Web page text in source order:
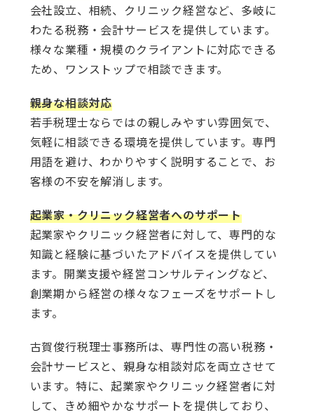
会社設立、相続、クリニック経営など、多岐に
わたる税務・会計サービスを提供しています。
様々な業種・規模のクライアントに対応できる
ため、ワンストップで相談できます。
親身な相談対応
若手税理士ならではの親しみやすい雰囲気で、
気軽に相談できる環境を提供しています。専門
用語を避け、わかりやすく説明することで、お
客様の不安を解消します。
起業家・クリニック経営者へのサポート
起業家やクリニック経営者に対して、専門的な
知識と経験に基づいたアドバイスを提供してい
ます。開業支援や経営コンサルティングなど、
創業期から経営の様々なフェーズをサポートし
ます。
古賀俊行税理士事務所は、専門性の高い税務・
会計サービスと、親身な相談対応を両立させて
います。特に、起業家やクリニック経営者に対
して、きめ細やかなサポートを提供しており、